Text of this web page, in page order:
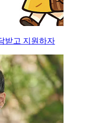
받고 지원하자